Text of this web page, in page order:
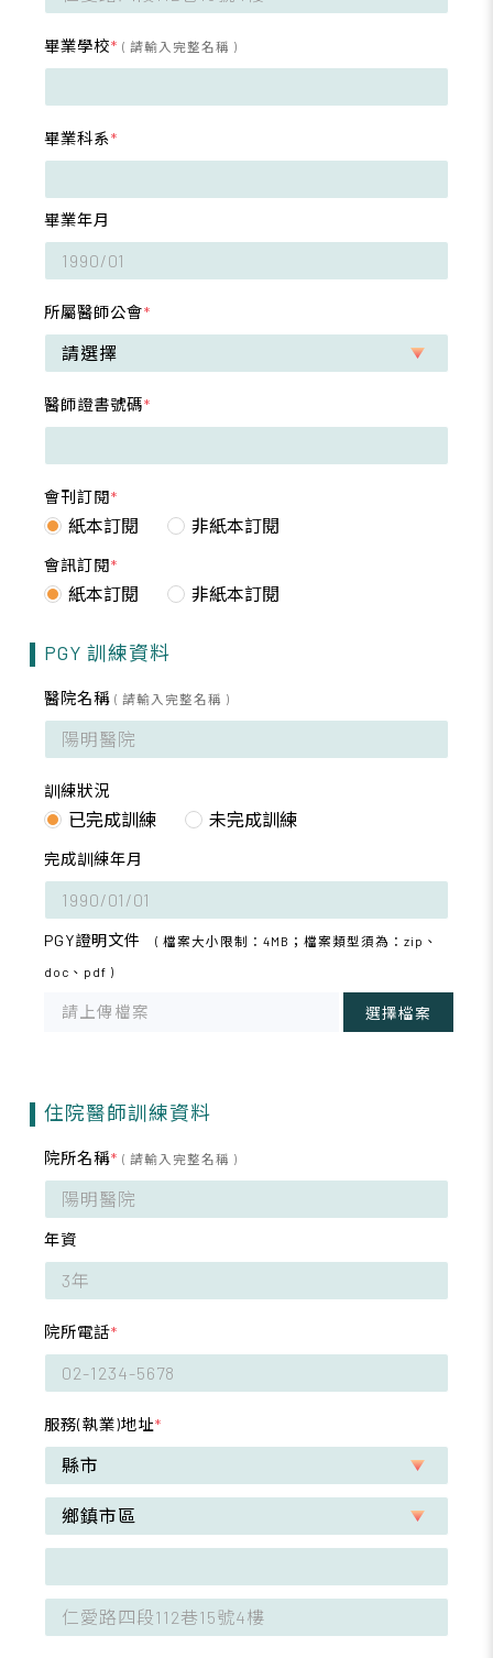
畢業學校* ( 請輸入完整名稱 )
畢業科系*
畢業年月
所屬醫師公會*
醫師證書號碼*
會刊訂閱*
紙本訂閱 非紙本訂閱
會訊訂閱*
紙本訂閱 非紙本訂閱
PGY 訓練資料
醫院名稱 ( 請輸入完整名稱 )
訓練狀況
已完成訓練 未完成訓練
完成訓練年月
PGY證明文件
( 檔案大小限制：4MB；檔案類型須為：zip、
doc、pdf )
請上傳檔案 選擇檔案
住院醫師訓練資料
院所名稱* ( 請輸入完整名稱 )
年資
院所電話*
服務(執業)地址*